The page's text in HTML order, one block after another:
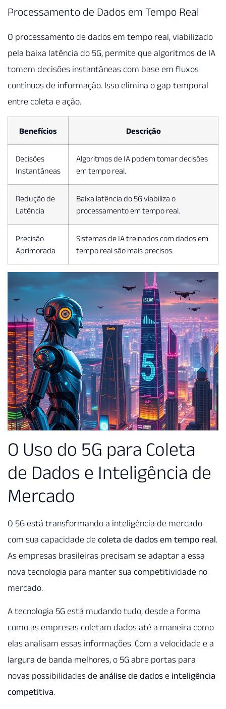
Processamento de Dados em Tempo Real
O processamento de dados em tempo real, viabilizado
pela baixa latência do 5G, permite que algoritmos de IA
tomem decisões instantâneas com base em fluxos
contínuos de informação. Isso elimina o gap temporal
entre coleta e ação.
Benefícios Descrição
Decisões
Instantâneas
Algoritmos de IA podem tomar decisões
em tempo real.
Redução de
Latência
Baixa latência do 5G viabiliza o
processamento em tempo real.
Precisão
Aprimorada
Sistemas de IA treinados com dados em
tempo real são mais precisos.
O Uso do 5G para Coleta
de Dados e Inteligência de
Mercado
O 5G está transformando a inteligência de mercado
com sua capacidade de coleta de dados em tempo real.
As empresas brasileiras precisam se adaptar a essa
nova tecnologia para manter sua competitividade no
mercado.
A tecnologia 5G está mudando tudo, desde a forma
como as empresas coletam dados até a maneira como
elas analisam essas informações. Com a velocidade e a
largura de banda melhores, o 5G abre portas para
novas possibilidades de análise de dados e inteligência
competitiva.